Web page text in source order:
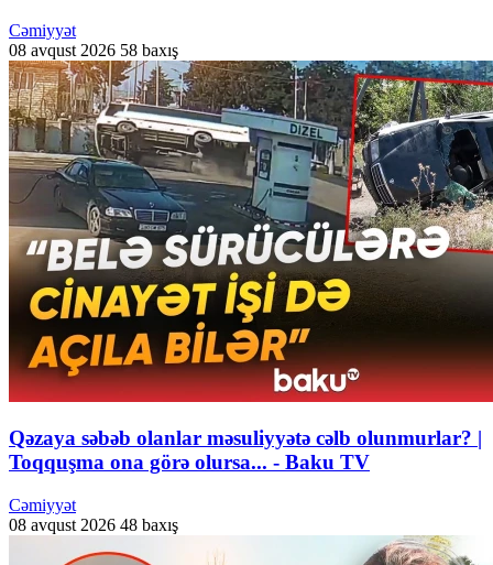
Cəmiyyət
08 avqust 2026 58 baxış
Qəzaya səbəb olanlar məsuliyyətə cəlb olunmurlar? |
Toqquşma ona görə olursa... - Baku TV
Cəmiyyət
08 avqust 2026 48 baxış